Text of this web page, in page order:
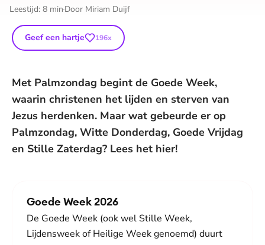
Leestijd: 8 min Door Miriam Duijf
Geef een hartje 196x
Met Palmzondag begint de Goede Week,
waarin christenen het lijden en sterven van
Jezus herdenken. Maar wat gebeurde er op
Palmzondag, Witte Donderdag, Goede Vrijdag
en Stille Zaterdag? Lees het hier!
Goede Week 2026
De Goede Week (ook wel Stille Week,
Lijdensweek of Heilige Week genoemd) duurt